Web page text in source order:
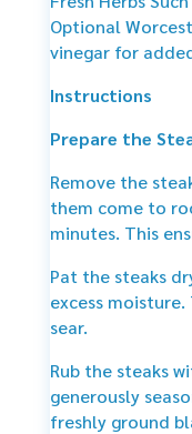
Optional
vinegar for
Instructions
Prepare the
Remove the
them come to
minutes. This
Pat the steaks
excess
sear.
Rub the steaks
generously
freshly ground